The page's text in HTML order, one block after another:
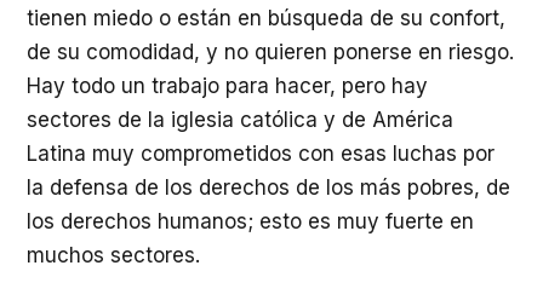
tienen miedo o están en búsqueda de su confort,
de su comodidad, y no quieren ponerse en riesgo.
Hay todo un trabajo para hacer, pero hay
sectores de la iglesia católica y de América
Latina muy comprometidos con esas luchas por
la defensa de los derechos de los más pobres, de
los derechos humanos; esto es muy fuerte en
muchos sectores.